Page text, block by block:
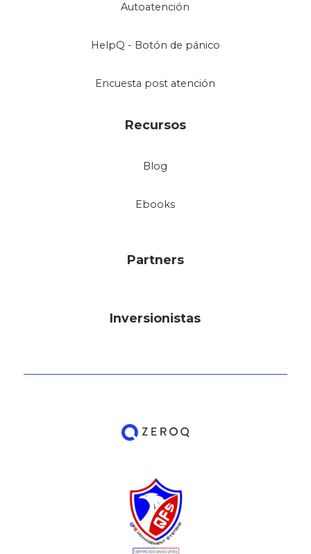
Autoatención
HelpQ - Botón de pánico
Encuesta post atención
Recursos
Blog
Ebooks
Partners
Inversionistas